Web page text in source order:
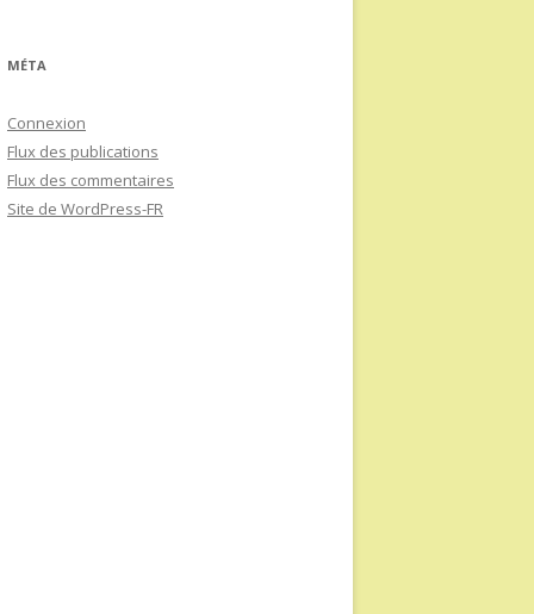
MÉTA
Connexion
Flux des publications
Flux des commentaires
Site de WordPress-FR